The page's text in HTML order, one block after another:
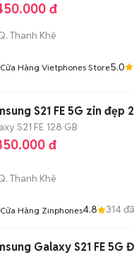
đ
Thanh Khê
Cửa Hàng Vietphones Store5.0
S21 FE 5G zin đẹp
S21 FE 128 GB
đ
Thanh Khê
Cửa Hàng Zinphones4.8 314
Galaxy S21 FE 5G